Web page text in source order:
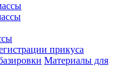
прикуса
Материалы для